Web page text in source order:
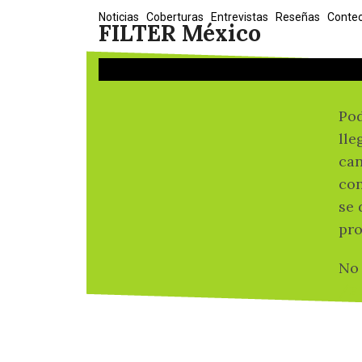
FILTER México
Noticias Coberturas Entrevistas Reseñas
se